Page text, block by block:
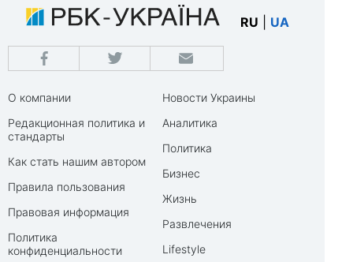
RU UA
О компании
Редакционная политика и
стандарты
Как стать нашим автором
Правила пользования
Правовая информация
Политика
конфиденциальности
Новости Украины
Аналитика
Политика
Бизнес
Жизнь
Развлечения
Lifestyle